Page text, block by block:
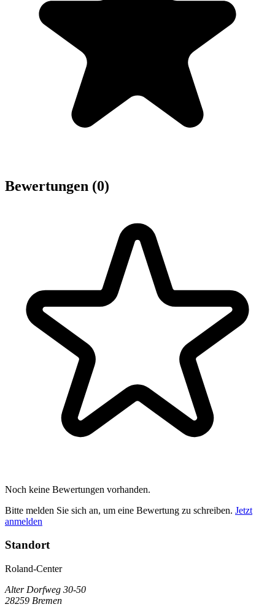
Bewertungen (0)
Noch keine Bewertungen vorhanden.
Bitte melden Sie sich an, um eine Bewertung zu schreiben. Jetzt
anmelden
Standort
Roland-Center
Alter Dorfweg 30-50
28259 Bremen